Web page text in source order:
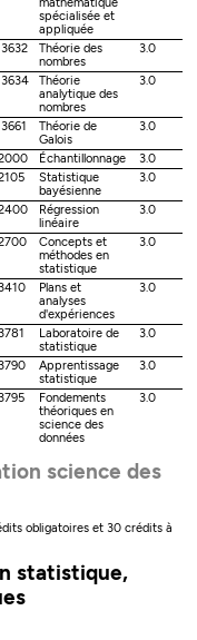
mathématique
spécialisée et
appliquée
Théorie des
nombres
3.0
3634
Théorie
analytique des
nombres
3.0
Théorie de
Galois
3.0
Échantillonnage
3.0
Statistique
bayésienne
3.0
Régression
linéaire
3.0
Concepts et
méthodes en
statistique
3.0
Plans et
analyses
d'expériences
3.0
Laboratoire de
statistique
3.0
Apprentissage
statistique
3.0
Fondements
théoriques en
science des
données
3.0
science des
obligatoires et 30 crédits à
statistique,